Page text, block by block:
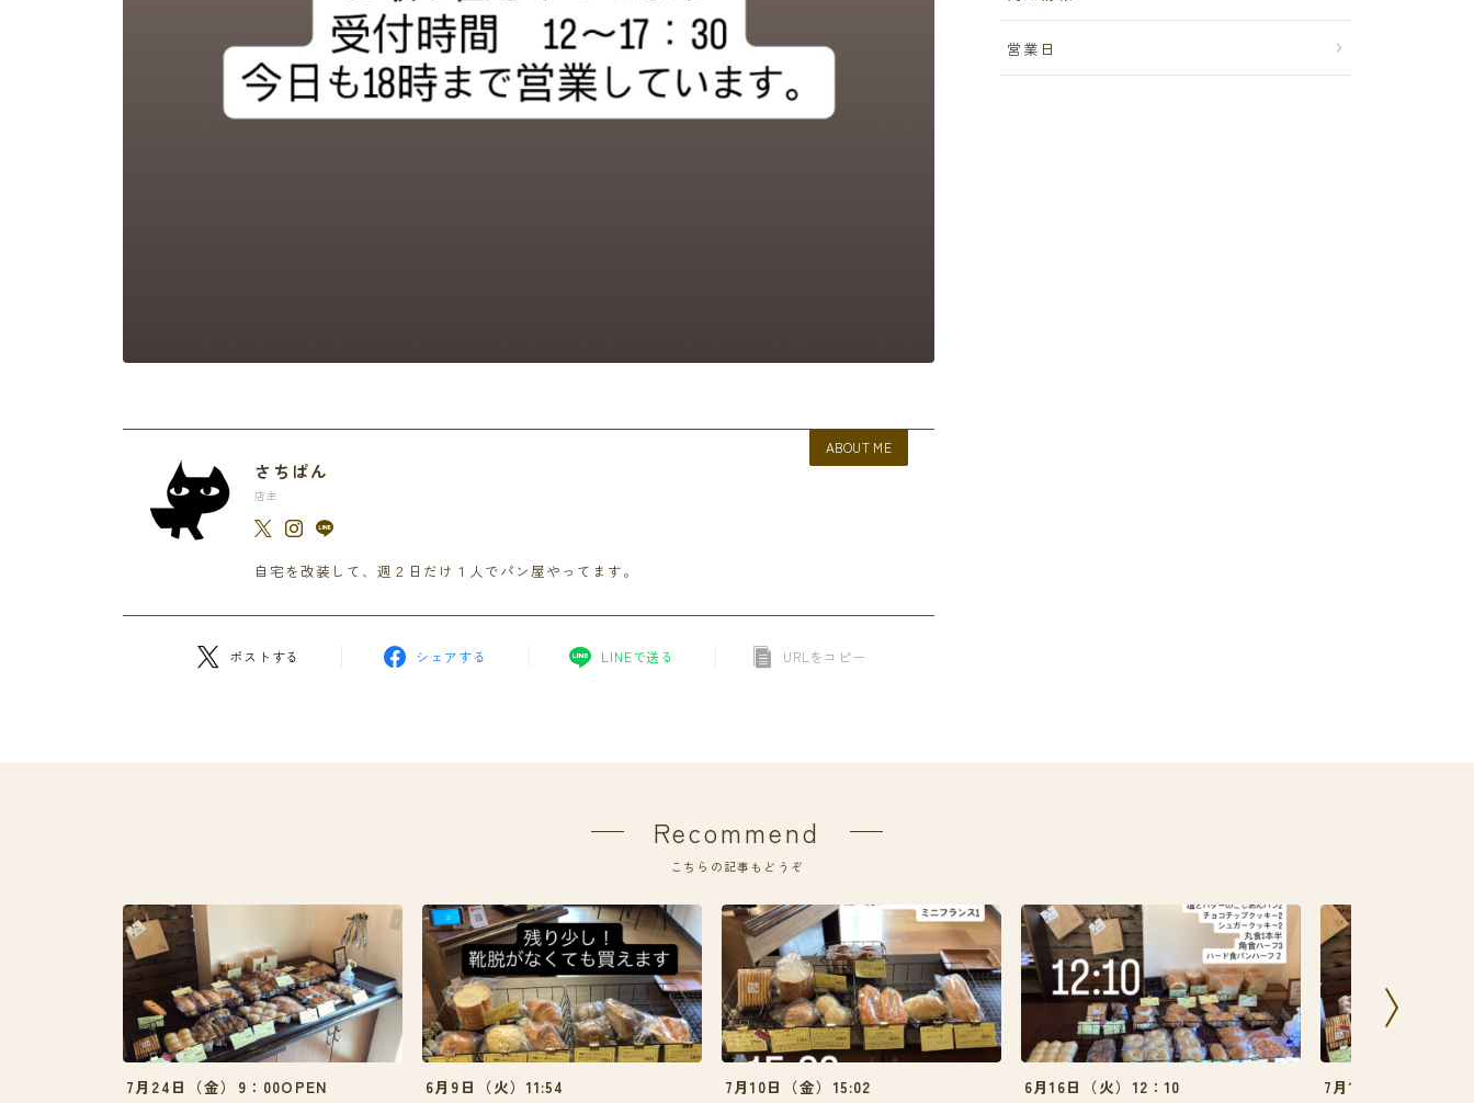
ABOUT ME
さちぱん
店主
自宅を改装して、週２日だけ１人でパン屋やってます。
ポストする シェアする LINEで送る URLをコピー
営業日
Recommend
こちらの記事もどうぞ
7月24日（金）9：00OPEN 6月9日（火）11:54 7月10日（金）15:02 6月16日（火）12：10 7月14日（火）9：